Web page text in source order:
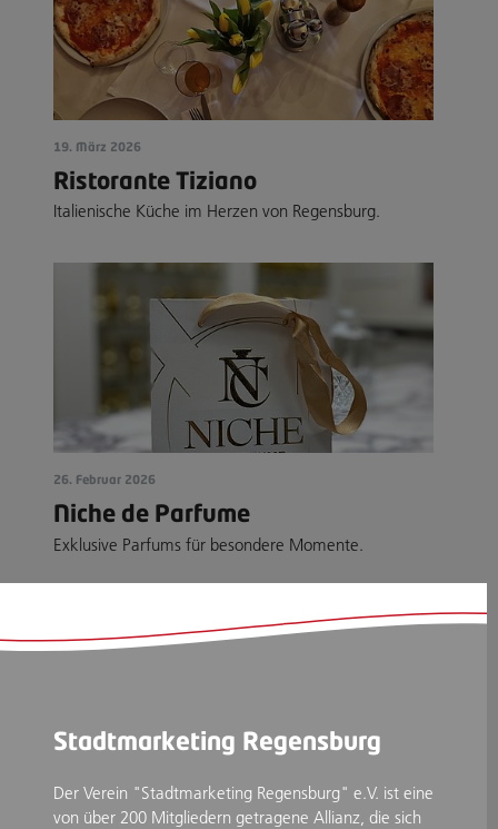
19. März 2026
Ristorante Tiziano
Italienische Küche im Herzen von Regensburg.
26. Februar 2026
Niche de Parfume
Exklusive Parfums für besondere Momente.
Stadtmarketing Regensburg
Der Verein "Stadtmarketing Regensburg" e.V. ist eine
von über 200 Mitgliedern getragene Allianz, die sich